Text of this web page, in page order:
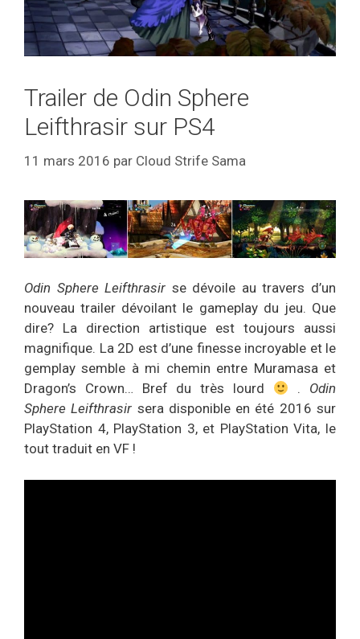
Trailer de Odin Sphere
Leifthrasir sur PS4
11 mars 2016 par Cloud Strife Sama
Odin Sphere Leifthrasir se dévoile au travers d’un
nouveau trailer dévoilant le gameplay du jeu. Que
dire? La direction artistique est toujours aussi
magnifique. La 2D est d’une finesse incroyable et le
gemplay semble à mi chemin entre Muramasa et
Dragon’s Crown… Bref du très lourd
. Odin
Sphere Leifthrasir sera disponible en été 2016 sur
PlayStation 4, PlayStation 3, et PlayStation Vita, le
tout traduit en VF !